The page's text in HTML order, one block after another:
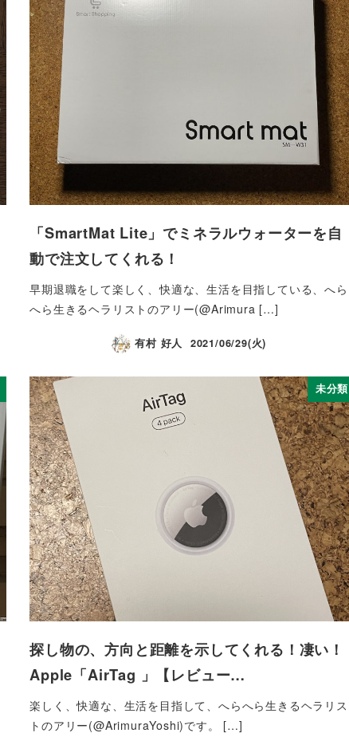
「SmartMat Lite」でミネラルウォーターを自
動で注文してくれる！
早期退職をして楽しく、快適な、生活を目指している、へら
へら生きるヘラリストのアリー(@Arimura […]
有村 好人 2021/06/29(火)
未分類
探し物の、方向と距離を示してくれる！凄い！
Apple「AirTag 」【レビュー…
楽しく、快適な、生活を目指して、へらへら生きるヘラリス
トのアリー(@ArimuraYoshi)です。 […]